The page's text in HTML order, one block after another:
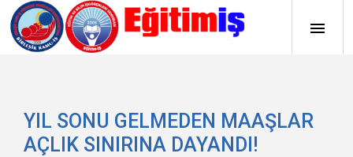
YIL SONU GELMEDEN MAAŞLAR
AÇLIK SINIRINA DAYANDI!